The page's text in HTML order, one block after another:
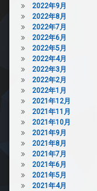
2022年9月
2022年8月
2022年7月
2022年6月
2022年5月
2022年4月
2022年3月
2022年2月
2022年1月
2021年12月
2021年11月
2021年10月
2021年9月
2021年8月
2021年7月
2021年6月
2021年5月
2021年4月